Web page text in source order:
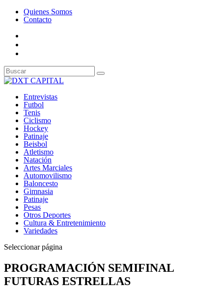
Quienes Somos
Contacto
Entrevistas
Futbol
Tenis
Ciclismo
Hockey
Patinaje
Beisbol
Atletismo
Natación
Artes Marciales
Automovilismo
Baloncesto
Gimnasia
Patinaje
Pesas
Otros Deportes
Cultura & Entretenimiento
Variedades
Seleccionar página
PROGRAMACIÓN SEMIFINAL
FUTURAS ESTRELLAS